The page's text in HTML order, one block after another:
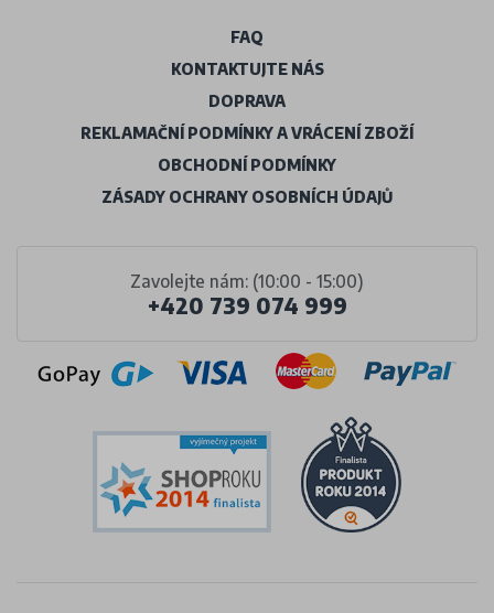
Zavolejte nám: (10:00 - 15:00)
+420 739 074 999
FAQ
KONTAKTUJTE NÁS
DOPRAVA
REKLAMAČNÍ PODMÍNKY A VRÁCENÍ ZBOŽÍ
OBCHODNÍ PODMÍNKY
ZÁSADY OCHRANY OSOBNÍCH ÚDAJŮ